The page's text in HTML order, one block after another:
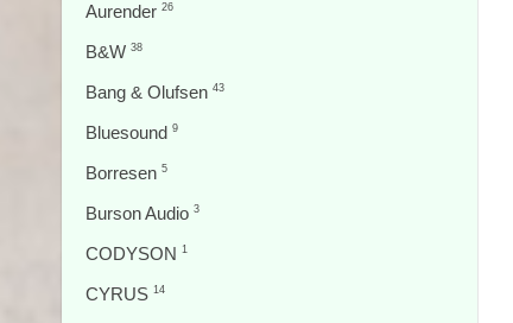
Aurender 26
B&W 38
Bang & Olufsen 43
Bluesound 9
Borresen 5
Burson Audio 3
CODYSON 1
CYRUS 14